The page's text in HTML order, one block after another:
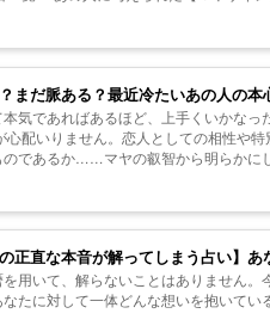
まだ脈ある？最近冷たいあの人の
気であればあるほど、上手くいかな
配いりません。恋人としての相性や特
であるか……マヤの叡智から明らかに
正直な本音が解ってしまう占い】あ
用いて、解らないことはありません
たに対して一体どんな想いを抱いて